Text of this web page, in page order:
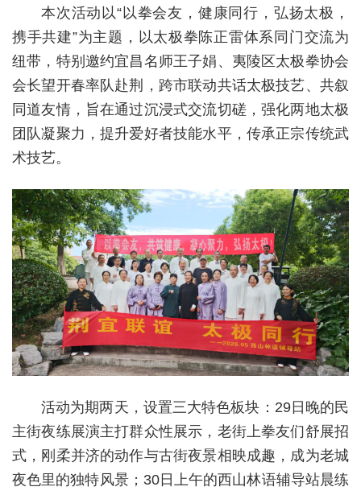
本次活动以“以拳会友，健康同行，弘扬太极，
携手共建”为主题，以太极拳陈正雷体系同门交流为
纽带，特别邀约宜昌名师王子娟、夷陵区太极拳协会
会长望开春率队赴荆，跨市联动共话太极技艺、共叙
同道友情，旨在通过沉浸式交流切磋，强化两地太极
团队凝聚力，提升爱好者技能水平，传承正宗传统武
术技艺。
活动为期两天，设置三大特色板块：29日晚的民
主街夜练展演主打群众性展示，老街上拳友们舒展招
式，刚柔并济的动作与古街夜景相映成趣，成为老城
夜色里的独特风景；30日上午的西山林语辅导站晨练